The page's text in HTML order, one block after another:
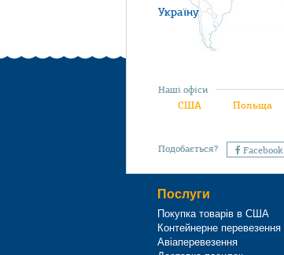
Україну
Наші офіси
США Польща
Подобається? Facebook
Послуги
Покупка товарів в США
Контейнерне перевезення
Авіаперевезення